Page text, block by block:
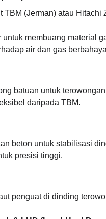
TBM (Jerman) atau Hitachi
untuk membuang material
air dan gas
batuan untuk
daripada TBM.
beton untuk stabilisasi
presisi tinggi.
penguat di dinding